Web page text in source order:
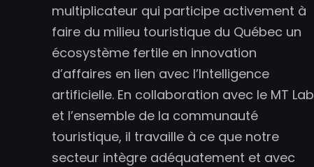
multiplicateur qui participe activement à
faire du milieu touristique du Québec un
écosystème fertile en innovation
d’affaires en lien avec l’Intelligence
artificielle. En collaboration avec le MT Lab
et l’ensemble de la communauté
touristique, il travaille à ce que notre
secteur intègre adéquatement et avec